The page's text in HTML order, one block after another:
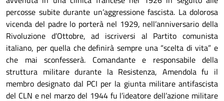
percosse subite durante un’aggressione fascista. La dolorosa
vicenda del padre lo porterà nel 1929, nell’anniversario della
Rivoluzione d’Ottobre, ad iscriversi al Partito comunista
italiano, per quella che definirà sempre una “scelta di vita” e
che mai sconfesserà. Comandante e responsabile della
struttura militare durante la Resistenza, Amendola fu il
membro designato dal PCI per la giunta militare antifascista
del CLN e nel marzo del 1944 fu l’ideatore dell’azione militare